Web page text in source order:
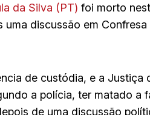
da Silva (PT) foi morto
uma discussão em Confresa
de custódia, e a Justiça
a polícia, ter matado a
de uma discussão